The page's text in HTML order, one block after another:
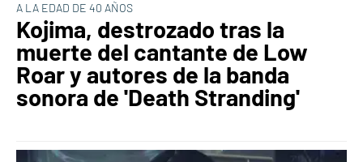
A LA EDAD DE 40 AÑOS
Kojima, destrozado tras la
muerte del cantante de Low
Roar y autores de la banda
sonora de 'Death Stranding'